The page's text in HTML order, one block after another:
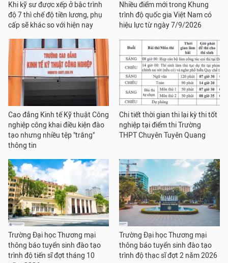
Khi kỹ sư được xếp ở bậc trình
độ 7 thì chế độ tiền lương, phụ
cấp sẽ khác so với hiện nay
Nhiều điểm mới trong Khung
trình độ quốc gia Việt Nam có
hiệu lực từ ngày 7/9/2026
Cao đẳng Kinh tế Kỹ thuật Công
nghiệp công khai điều kiện đào
tạo nhưng nhiều tệp "trắng"
thông tin
Chi tiết thời gian thi lại kỳ thi tốt
nghiệp tại điểm thi Trường
THPT Chuyên Tuyên Quang
Trường Đại học Thương mại
thông báo tuyển sinh đào tạo
trình độ tiến sĩ đợt tháng 10
Trường Đại học Thương mại
thông báo tuyển sinh đào tạo
trình độ thạc sĩ đợt 2 năm 2026